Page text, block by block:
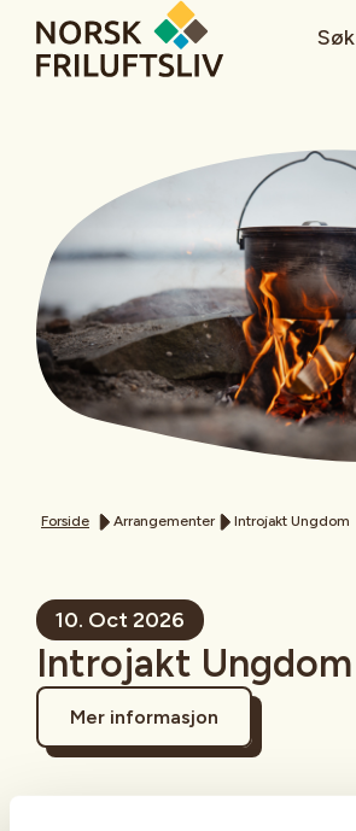
Søk
Forside Arrangementer Introjakt Ungdom
10. Oct 2026
Introjakt Ungdom
Mer informasjon